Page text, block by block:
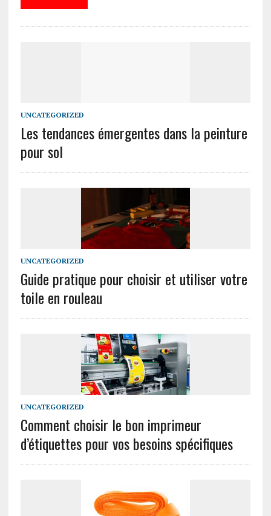
UNCATEGORIZED
Les tendances émergentes dans la peinture
pour sol
UNCATEGORIZED
Guide pratique pour choisir et utiliser votre
toile en rouleau
UNCATEGORIZED
Comment choisir le bon imprimeur
d’étiquettes pour vos besoins spécifiques